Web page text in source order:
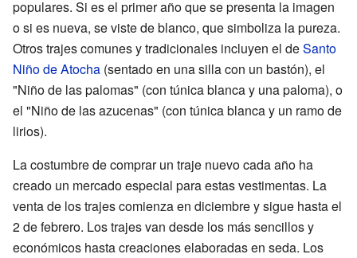
populares. Si es el primer año que se presenta la imagen
o si es nueva, se viste de blanco, que simboliza la pureza.
Otros trajes comunes y tradicionales incluyen el deSanto
Niño de Atocha (sentado en una silla con un bastón), el
"Niño de las palomas" (con túnica blanca y una paloma), o
el "Niño de las azucenas" (con túnica blanca y un ramo de
lirios).
La costumbre de comprar un traje nuevo cada año ha
creado un mercado especial para estas vestimentas. La
venta de los trajes comienza en diciembre y sigue hasta el
2 de febrero. Los trajes van desde los más sencillos y
económicos hasta creaciones elaboradas en seda. Los